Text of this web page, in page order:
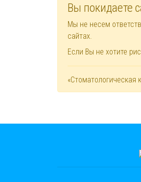
Вы покидаете
Мы не несем
сайтах.
Если Вы не хотите
«Стоматологическая